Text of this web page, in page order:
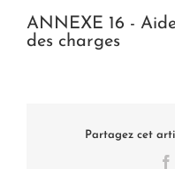
ANNEXE 16 -
des charges
Partagez cet